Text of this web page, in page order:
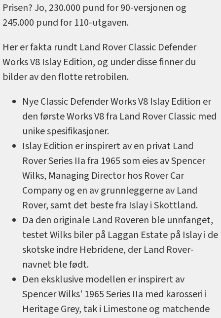
Prisen? Jo, 230.000 pund for 90-versjonen og
245.000 pund for 110-utgaven.
Her er fakta rundt Land Rover Classic Defender
Works V8 Islay Edition, og under disse finner du
bilder av den flotte retrobilen.
Nye Classic Defender Works V8 Islay Edition er
den første Works V8 fra Land Rover Classic med
unike spesifikasjoner.
Islay Edition er inspirert av en privat Land
Rover Series IIa fra 1965 som eies av Spencer
Wilks, Managing Director hos Rover Car
Company og en av grunnleggerne av Land
Rover, samt det beste fra Islay i Skottland.
Da den originale Land Roveren ble unnfanget,
testet Wilks biler på Laggan Estate på Islay i de
skotske indre Hebridene, der Land Rover-
navnet ble født.
Den eksklusive modellen er inspirert av
Spencer Wilks' 1965 Series IIa med karosseri i
Heritage Grey, tak i Limestone og matchende